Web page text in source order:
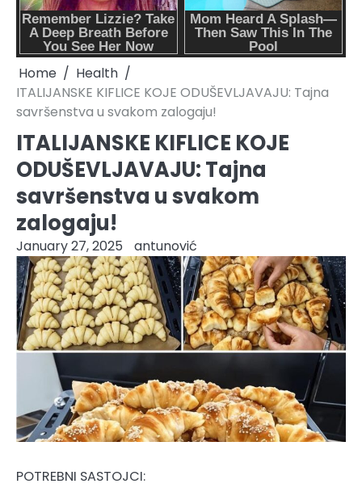
Home
Health
ITALIJANSKE KIFLICE KOJE ODUŠEVLJAVAJU: Tajna
savršenstva u svakom zalogaju!
ITALIJANSKE KIFLICE KOJE
ODUŠEVLJAVAJU: Tajna
savršenstva u svakom
zalogaju!
January 27, 2025 antunović
POTREBNI SASTOJCI: